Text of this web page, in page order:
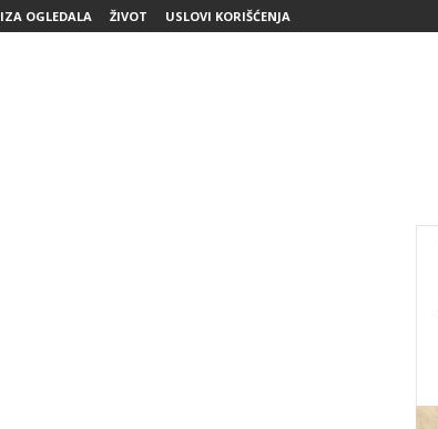
IZA OGLEDALA ŽIVOT USLOVI KORIŠĆENJA